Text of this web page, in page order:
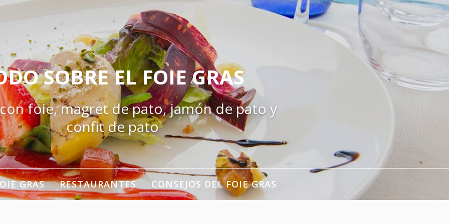
SOBRE EL FOIE GRAS
foie, magret de pato, jamón de pato y
confit de pato
GRAS RESTAURANTES CONSEJOS DEL FOIE GRAS